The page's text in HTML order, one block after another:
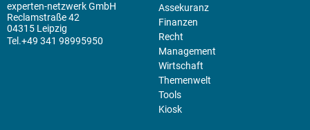
experten-netzwerk GmbH
Reclamstraße 42
04315 Leipzig
+49 341 98995950
Assekuranz
Finanzen
Recht
Management
Wirtschaft
Themenwelt
Tools
Kiosk